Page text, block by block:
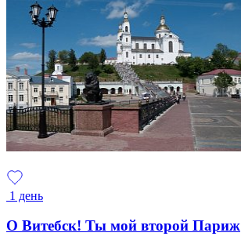
1 день
О Витебск! Ты мой второй Париж